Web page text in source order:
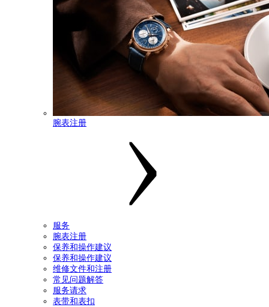
腕表注册
服务
腕表注册
保养和操作建议
保养和操作建议
维修文件和注册
常见问题解答
服务请求
表带和表扣